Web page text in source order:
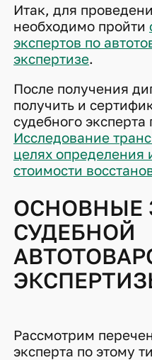
Итак, для
необходимо пройти
экспертов по
экспертизе.
После получения
получить и
судебного эксперта
Исследование
целях определения
стоимости
ОСНОВНЫЕ
СУДЕБНОЙ
Рассмотрим
эксперта по этому